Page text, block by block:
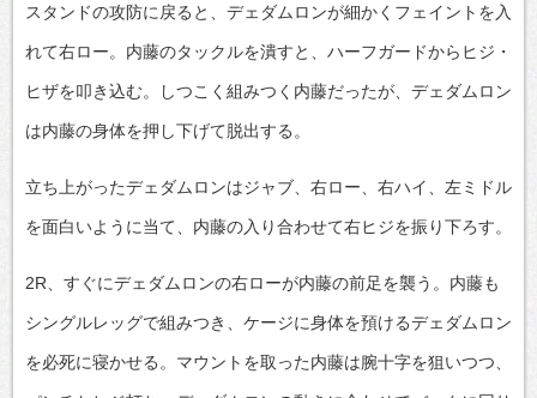
スタンドの攻防に戻ると、デェダムロンが細かくフェイントを入
れて右ロー。内藤のタックルを潰すと、ハーフガードからヒジ・
ヒザを叩き込む。しつこく組みつく内藤だったが、デェダムロン
は内藤の身体を押し下げて脱出する。
立ち上がったデェダムロンはジャブ、右ロー、右ハイ、左ミドル
を面白いように当て、内藤の入り合わせて右ヒジを振り下ろす。
2R、すぐにデェダムロンの右ローが内藤の前足を襲う。内藤も
シングルレッグで組みつき、ケージに身体を預けるデェダムロン
を必死に寝かせる。マウントを取った内藤は腕十字を狙いつつ、